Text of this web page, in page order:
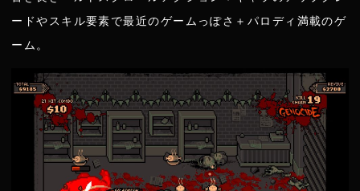
r
ードやスキル要素で最近のゲームっぽさ＋パロディ満載のゲ
ーム。